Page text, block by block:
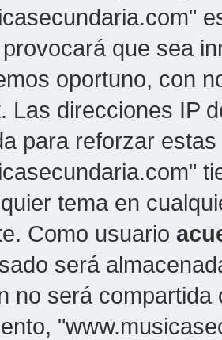
que sea
oportuno, con
Las direcciones IP
para reforzar
tema en
Como usuario
será
no será